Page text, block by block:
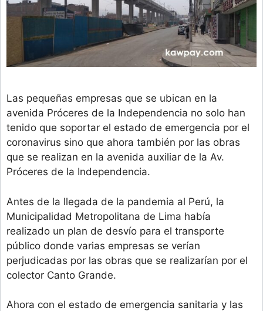
Las pequeñas empresas que se ubican en la
avenida Próceres de la Independencia no solo han
tenido que soportar el estado de emergencia por el
coronavirus sino que ahora también por las obras
que se realizan en la avenida auxiliar de la Av.
Próceres de la Independencia.
Antes de la llegada de la pandemia al Perú, la
Municipalidad Metropolitana de Lima había
realizado un plan de desvío para el transporte
público donde varias empresas se verían
perjudicadas por las obras que se realizarían por el
colector Canto Grande.
Ahora con el estado de emergencia sanitaria y las